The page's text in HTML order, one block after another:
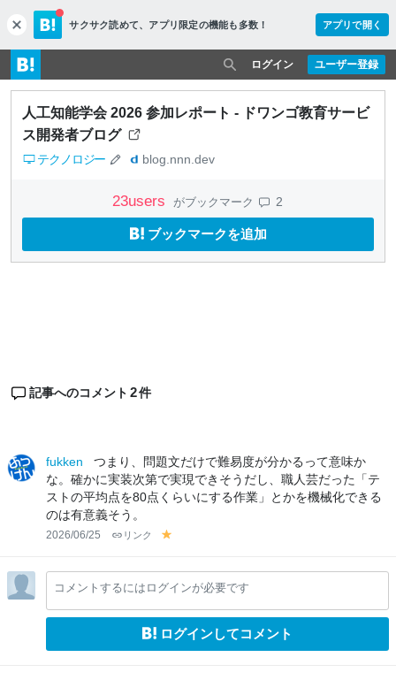
c
l
o
s
e
サクサク読めて、 アプリ限定の機能も多数！ アプリで開く
ユーザー登録
ログイン
人工知能学会 2026 参加レポート - ドワンゴ教育サービ
ス開発者ブログ
テクノロジー blog.nnn.dev
23users がブックマーク 2
ブックマークを追加
記事へのコメント 2件
fukken
つまり、問題文だけで難易度が分かるって意味か
な。確かに実装次第で実現できそうだし、職人芸だった「テ
ストの平均点を80点くらいにする作業」とかを機械化できる
のは有意義そう。
2026/06/25 リンク
lo
w
コメントするにはログインが必要です
ログインしてコメント